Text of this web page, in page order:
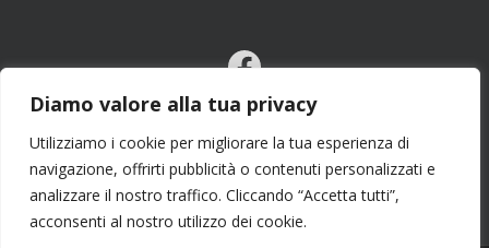
Diamo valore alla tua privacy
Utilizziamo i cookie per migliorare la tua esperienza di
navigazione, offrirti pubblicità o contenuti personalizzati e
analizzare il nostro traffico. Cliccando “Accetta tutti”,
acconsenti al nostro utilizzo dei cookie.
Facebook
Email
X